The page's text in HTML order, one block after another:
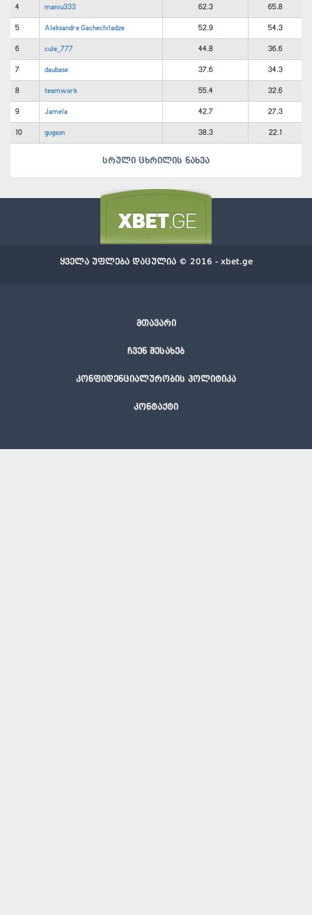
4 maniu333 62.3 65.8
5 Aleksandre Gachechiladze 52.9 54.3
6 cule_777 44.8 36.6
7 daubase 37.6 34.3
8 teamwork 55.4 32.6
9 Jamela 42.7 27.3
10 gugson 38.3 22.1
სრული ცხრილის ნახვა
მთავარი
ჩვენ შესახებ
კონფიდენციალურობის პოლიტიკა
კონტაქტი
ყველა უფლება დაცულია © 2016 - xbet.ge